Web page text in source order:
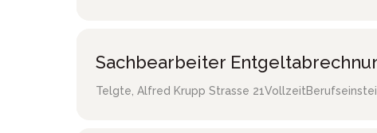
Sachbearbeiter
Telgte Alfred Krupp Strasse 21Vollzeit